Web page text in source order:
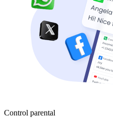
Control parental